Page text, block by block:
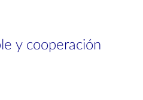
y cooperación